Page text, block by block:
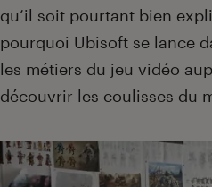
qu’il soit pourtant bien
pourquoi Ubisoft se lance
les métiers du jeu vidéo
découvrir les coulisses du